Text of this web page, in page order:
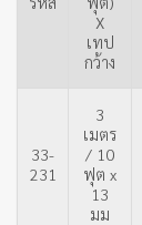
X
เทป
กว้าง
33-
231
3
เมตร
/ 10
ฟุต x
13
มม